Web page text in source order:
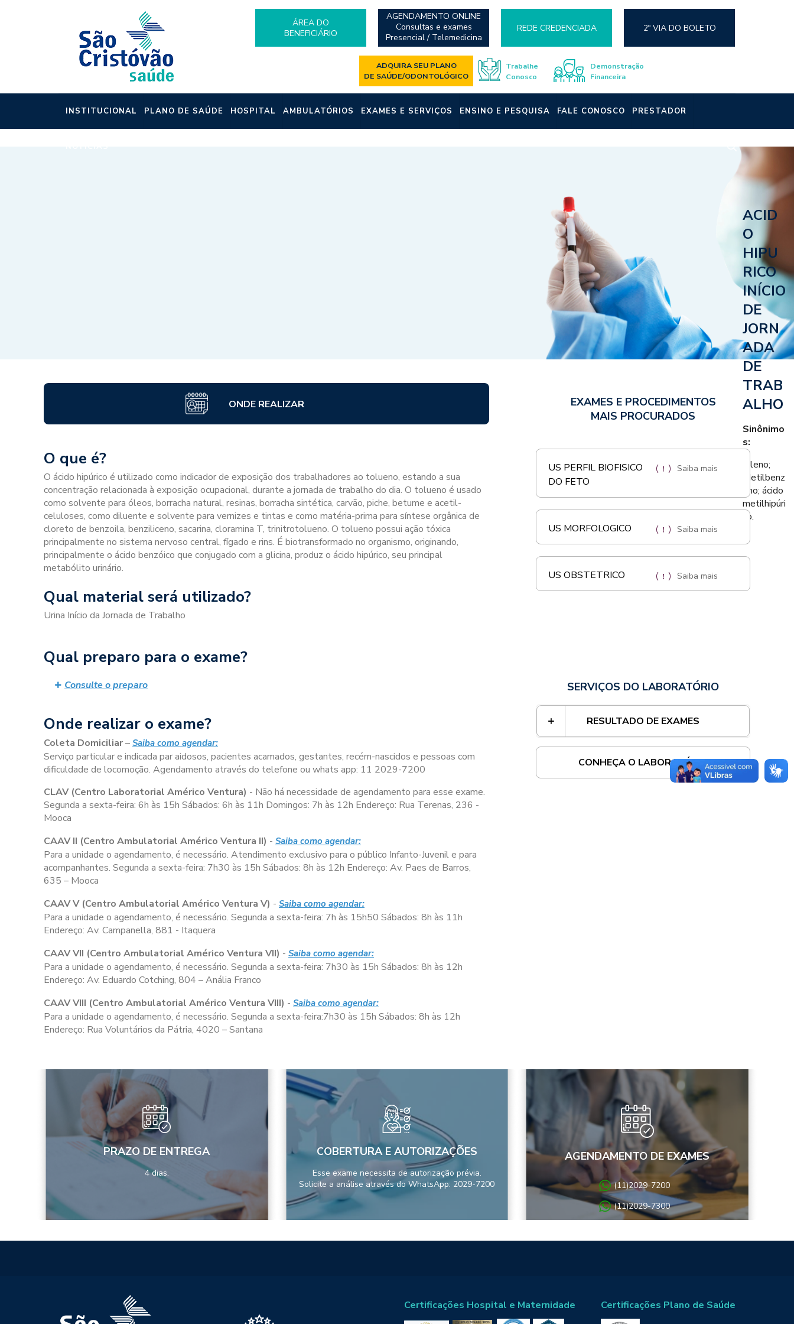
ÁREA DO
BENEFICIÁRIO
AGENDAMENTO ONLINE
Consultas e exames
Presencial / Telemedicina
REDE CREDENCIADA 2º VIA DO BOLETO
ADQUIRA SEU PLANO
DE SAÚDE/ODONTOLÓGICO
Trabalhe
Conosco
Demonstração
Financeira
INSTITUCIONAL PLANO DE SAÚDE HOSPITAL AMBULATÓRIOS EXAMES E SERVIÇOS ENSINO E PESQUISA FALE CONOSCO PRESTADOR
ACID
O
HIPU
RICO
INÍCIO
DE
JORN
ADA
DE
TRAB
ALHO
Sinônimo
s:
Xileno;
Metilbenz
eno; ácido
metilhipúri
co.
ONDE REALIZAR
O que é?
O ácido hipúrico é utilizado como indicador de exposição dos trabalhadores ao tolueno, estando a sua
concentração relacionada à exposição ocupacional, durante a jornada de trabalho do dia. O tolueno é usado
como solvente para óleos, borracha natural, resinas, borracha sintética, carvão, piche, betume e acetil-
celuloses, como diluente e solvente para vernizes e tintas e como matéria-prima para síntese orgânica de
cloreto de benzoila, benziliceno, sacarina, cloramina T, trinitrotolueno. O tolueno possui ação tóxica
principalmente no sistema nervoso central, fígado e rins. É biotransformado no organismo, originando,
principalmente o ácido benzóico que conjugado com a glicina, produz o ácido hipúrico, seu principal
metabólito urinário.
Qual material será utilizado?
Urina Início da Jornada de Trabalho
Qual preparo para o exame?
Consulte o preparo
Onde realizar o exame?
Coleta Domiciliar– Saiba como agendar:
Serviço particular e indicada par aidosos, pacientes acamados, gestantes, recém-nascidos e pessoas com
dificuldade de locomoção. Agendamento através do telefone ou whats app: 11 2029-7200
CLAV (Centro Laboratorial Américo Ventura) - Não há necessidade de agendamento para esse exame.
Segunda a sexta-feira: 6h às 15h Sábados: 6h às 11h Domingos: 7h às 12h Endereço: Rua Terenas, 236 -
Mooca
CAAV II (Centro Ambulatorial Américo Ventura II) - Saiba como agendar:
Para a unidade o agendamento, é necessário. Atendimento exclusivo para o público Infanto-Juvenil e para
acompanhantes. Segunda a sexta-feira: 7h30 às 15h Sábados: 8h às 12h Endereço: Av. Paes de Barros,
635 – Mooca
CAAV V (Centro Ambulatorial Américo Ventura V) - Saiba como agendar:
Para a unidade o agendamento, é necessário. Segunda a sexta-feira: 7h às 15h50 Sábados: 8h às 11h
Endereço: Av. Campanella, 881 - Itaquera
CAAV VII (Centro Ambulatorial Américo Ventura VII) - Saiba como agendar:
Para a unidade o agendamento, é necessário. Segunda a sexta-feira: 7h30 às 15h Sábados: 8h às 12h
Endereço: Av. Eduardo Cotching, 804 – Anália Franco
CAAV VIII (Centro Ambulatorial Américo Ventura VIII) - Saiba como agendar:
Para a unidade o agendamento, é necessário. Segunda a sexta-feira:7h30 às 15h Sábados: 8h às 12h
Endereço: Rua Voluntários da Pátria, 4020 – Santana
EXAMES E PROCEDIMENTOS
MAIS PROCURADOS
US PERFIL BIOFISICO
DO FETO
Saiba mais
US MORFOLOGICO Saiba mais
US OBSTETRICO Saiba mais
SERVIÇOS DO LABORATÓRIO
RESULTADO DE EXAMES
CONHEÇA O LABORATÓRIO
PRAZO DE ENTREGA
4 dias.
COBERTURA E AUTORIZAÇÕES
Esse exame necessita de autorização prévia.
Solicite a análise através do WhatsApp: 2029-7200
AGENDAMENTO DE EXAMES
(11)2029-7200
(11)2029-7300
Certificações Hospital e Maternidade Certificações Plano de Saúde